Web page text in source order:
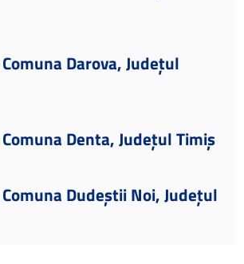
Darova, Județul
Denta, Județul Timiș
Dudeștii Noi, Județul